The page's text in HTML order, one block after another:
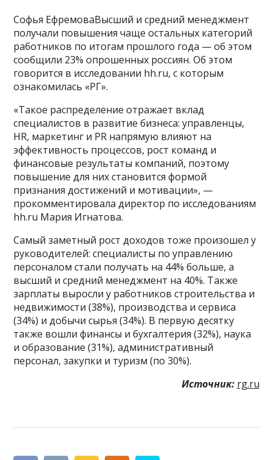
Софья ЕфремоваВысший и средний менеджмент
получали повышения чаще остальных категорий
работников по итогам прошлого года — об этом
сообщили 23% опрошенных россиян. Об этом
говорится в исследовании hh.ru, с которым
ознакомилась «РГ».
«Такое распределение отражает вклад
специалистов в развитие бизнеса: управленцы,
HR, маркетинг и PR напрямую влияют на
эффективность процессов, рост команд и
финансовые результаты компаний, поэтому
повышение для них становится формой
признания достижений и мотивации», —
прокомментировала директор по исследованиям
hh.ru Мария Игнатова.
Самый заметный рост доходов тоже произошел у
руководителей: специалисты по управлению
персоналом стали получать на 44% больше, а
высший и средний менеджмент на 40%. Также
зарплаты выросли у работников строительства и
недвижимости (38%), производства и сервиса
(34%) и добычи сырья (34%). В первую десятку
также вошли финансы и бухгалтерия (32%), наука
и образование (31%), административный
персонал, закупки и туризм (по 30%).
Источник: rg.ru